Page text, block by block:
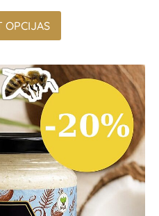
OPCIJAS